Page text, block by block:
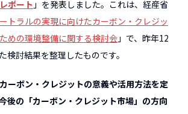
ポート 」を発表しました。これは、経産省
トラルの実現に向けたカーボン・クレジッ
めの環境整備に関する検討会」で、昨年12
検討結果を整理したものです。
カーボン・クレジットの意義や活用方法を定
後の「カーボン・クレジット市場」の方向